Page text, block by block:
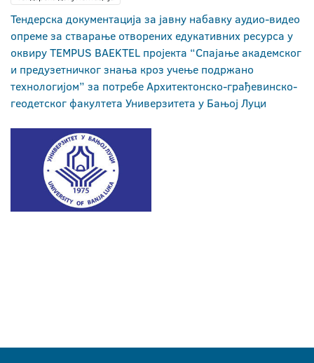
Тендерска документација за јавну набавку аудио-видео
опремеза стварање отворених едукативних ресурса у
оквируTEMPUS BAEKTEL пројекта “Спајање aкадемског
и предузетничког знања кроз учење подржано
технологијом” за потребеAрхитектонско-грађевинско-
геодетског факултета Универзитета у Бањој Луци